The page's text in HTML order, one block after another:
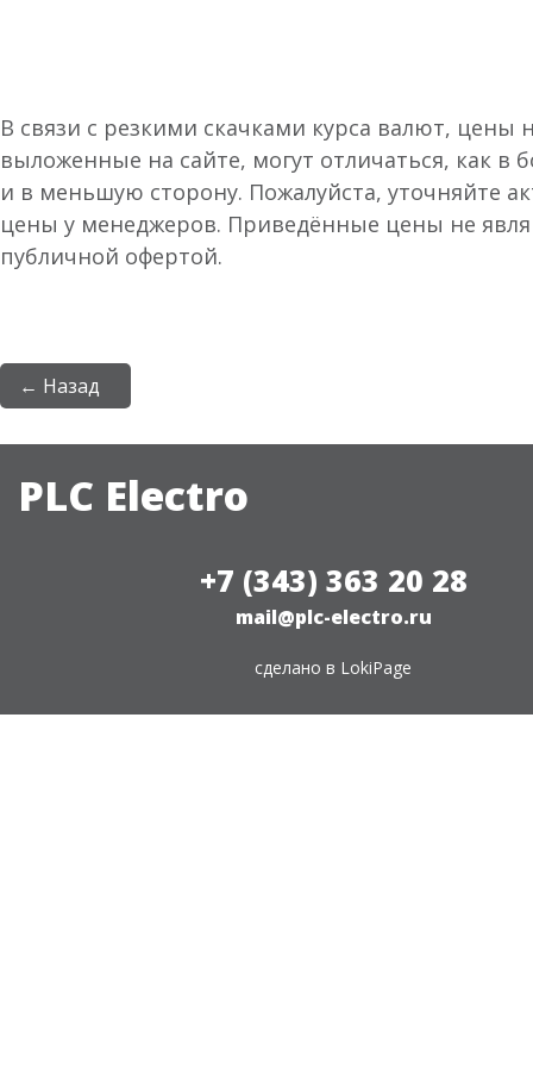
В связи с резкими скачками курса валют, цены
выложенные на сайте, могут отличаться, как в
и в меньшую сторону. Пожалуйста, уточняйте
цены у менеджеров. Приведённые цены не
публичной офертой.
← Назад
PLC Electro
+7 (343) 363 20 28
mail@plc-electro.ru
сделано в LokiPage